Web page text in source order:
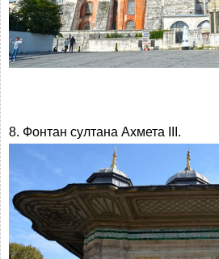
8. Фонтан султана Ахмета III.